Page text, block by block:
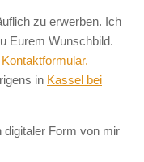
zu erwerben. Ich
Eurem Wunschbild.
Kontaktformular.
in Kassel bei
digitaler Form von mir